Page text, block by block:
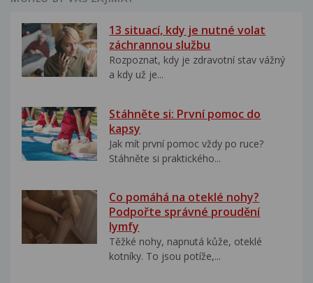
13 situací, kdy je nutné volat
záchrannou službu
Rozpoznat, kdy je zdravotní stav vážný
a kdy už je...
Stáhněte si: První pomoc do
kapsy
Jak mít první pomoc vždy po ruce?
Stáhněte si praktického...
Co pomáhá na oteklé nohy?
Podpořte správné proudění
lymfy
Těžké nohy, napnutá kůže, oteklé
kotníky. To jsou potíže,...